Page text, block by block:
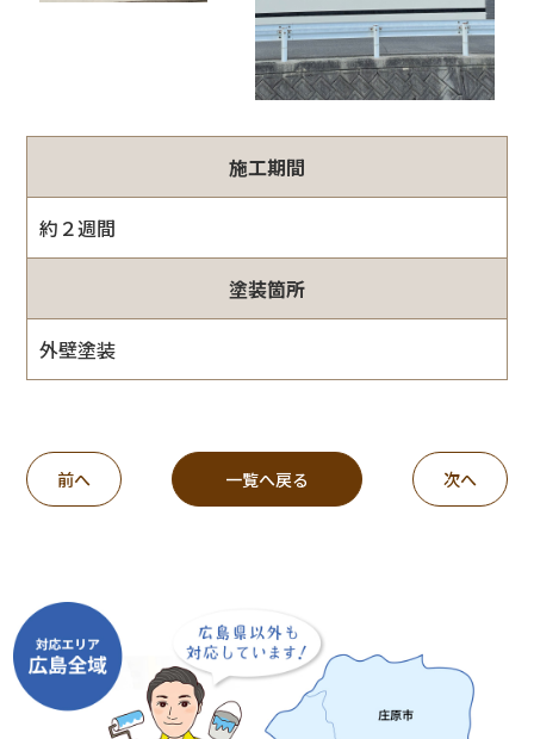
施工期間
約２週間
塗装箇所
外壁塗装
前へ 一覧へ戻る 次へ